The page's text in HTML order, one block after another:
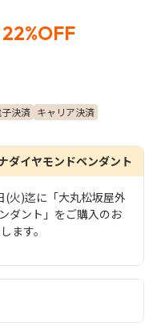
22%OFF
決済 キャリア決済
ダイヤモンドペンダント
火)迄に「大丸松坂屋外
ダント」をご購入のお
ます。